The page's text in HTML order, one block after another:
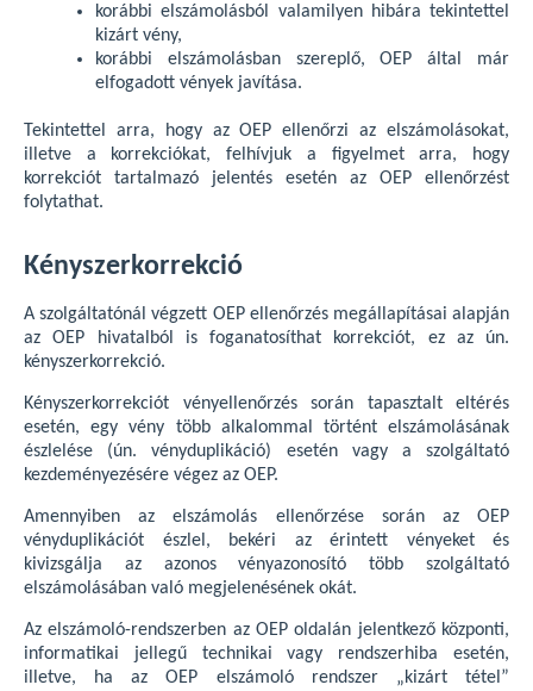
korábbi elszámolásból valamilyen hibára tekintettel
kizárt vény,
korábbi elszámolásban szereplő, OEP által már
elfogadott vények javítása.
Tekintettel arra, hogy az OEP ellenőrzi az elszámolásokat,
illetve a korrekciókat, felhívjuk a figyelmet arra, hogy
korrekciót tartalmazó jelentés esetén az OEP ellenőrzést
folytathat.
Kényszerkorrekció
A szolgáltatónál végzett OEP ellenőrzés megállapításai alapján
az OEP hivatalból is foganatosíthat korrekciót, ez az ún.
kényszerkorrekció.
Kényszerkorrekciót vényellenőrzés során tapasztalt eltérés
esetén, egy vény több alkalommal történt elszámolásának
észlelése (ún. vényduplikáció) esetén vagy a szolgáltató
kezdeményezésére végez az OEP.
Amennyiben az elszámolás ellenőrzése során az OEP
vényduplikációt észlel, bekéri az érintett vényeket és
kivizsgálja az azonos vényazonosító több szolgáltató
elszámolásában való megjelenésének okát.
Az elszámoló-rendszerben az OEP oldalán jelentkező központi,
informatikai jellegű technikai vagy rendszerhiba esetén,
illetve, ha az OEP elszámoló rendszer „kizárt tétel”